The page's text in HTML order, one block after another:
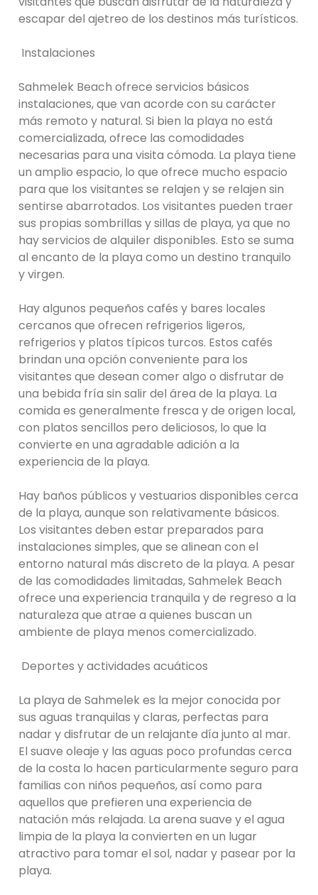
escapar del ajetreo de los destinos más turísticos.
Instalaciones
Sahmelek Beach ofrece servicios básicos
instalaciones, que van acorde con su carácter
más remoto y natural. Si bien la playa no está
comercializada, ofrece las comodidades
necesarias para una visita cómoda. La playa tiene
un amplio espacio, lo que ofrece mucho espacio
para que los visitantes se relajen y se relajen sin
sentirse abarrotados. Los visitantes pueden traer
sus propias sombrillas y sillas de playa, ya que no
hay servicios de alquiler disponibles. Esto se suma
al encanto de la playa como un destino tranquilo
y virgen.
Hay algunos pequeños cafés y bares locales
cercanos que ofrecen refrigerios ligeros,
refrigerios y platos típicos turcos. Estos cafés
brindan una opción conveniente para los
visitantes que desean comer algo o disfrutar de
una bebida fría sin salir del área de la playa. La
comida es generalmente fresca y de origen local,
con platos sencillos pero deliciosos, lo que la
convierte en una agradable adición a la
experiencia de la playa.
Hay baños públicos y vestuarios disponibles cerca
de la playa, aunque son relativamente básicos.
Los visitantes deben estar preparados para
instalaciones simples, que se alinean con el
entorno natural más discreto de la playa. A pesar
de las comodidades limitadas, Sahmelek Beach
ofrece una experiencia tranquila y de regreso a la
naturaleza que atrae a quienes buscan un
ambiente de playa menos comercializado.
Deportes y actividades acuáticos
La playa de Sahmelek es la mejor conocida por
sus aguas tranquilas y claras, perfectas para
nadar y disfrutar de un relajante día junto al mar.
El suave oleaje y las aguas poco profundas cerca
de la costa lo hacen particularmente seguro para
familias con niños pequeños, así como para
aquellos que prefieren una experiencia de
natación más relajada. La arena suave y el agua
limpia de la playa la convierten en un lugar
atractivo para tomar el sol, nadar y pasear por la
playa.